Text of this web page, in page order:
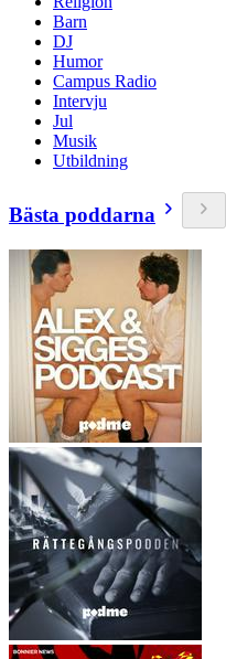
Barn
DJ
Humor
Campus Radio
Intervju
Jul
Musik
Utbildning
Bästa poddarna